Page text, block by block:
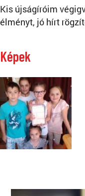
Kis újságíróim
élményt, jó hírt
Képek